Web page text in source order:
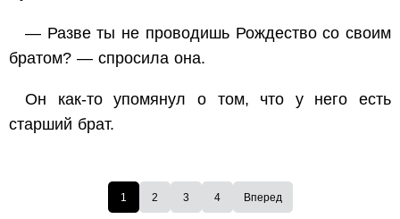
— Разве ты не проводишь Рождество со своим
братом? — спросила она.
Он как-то упомянул о том, что у него есть
старший брат.
1 2 3 4 Вперед